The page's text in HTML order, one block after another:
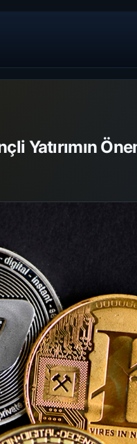
Yatırımın